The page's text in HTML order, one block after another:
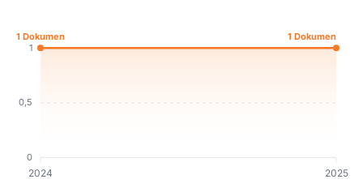
1
0,5
0
1 Dokumen 1 Dokumen
2024 2025